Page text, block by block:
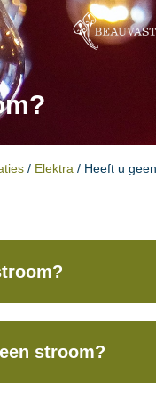
/ Elektra / Heeft u geen
stroom?